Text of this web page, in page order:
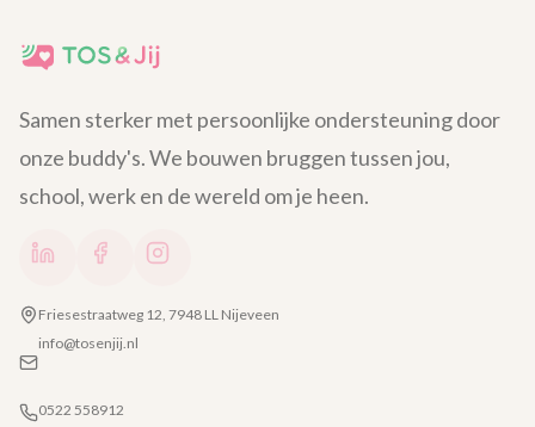
Samen sterker met persoonlijke ondersteuning door
onze buddy's. We bouwen bruggen tussen jou,
school, werk en de wereld om je heen.
Friesestraatweg 12, 7948 LL Nijeveen
info@tosenjij.nl
0522 558912